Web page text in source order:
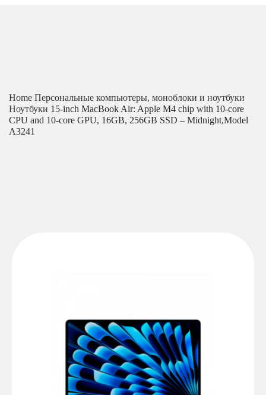
Home Персональные компьютеры, моноблоки и ноутбуки
Ноутбуки 15-inch MacBook Air: Apple M4 chip with 10-core
CPU and 10-core GPU, 16GB, 256GB SSD – Midnight,Model
A3241